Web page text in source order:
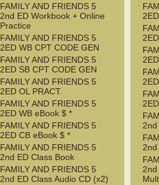
FAMILY AND FRIENDS 5
2nd ED Workbook + Online
Practice
FAMILY AND FRIENDS 5
2ED WB CPT CODE GEN
FAMILY AND FRIENDS 5
2ED SB CPT CODE GEN
FAMILY AND FRIENDS 5
2ED OL PRACT.
FAMILY AND FRIENDS 5
2ED WB eBook $ *
FAMILY AND FRIENDS 5
2ED CB eBook $ *
FAMILY AND FRIENDS 5
2nd ED Class Book
FAMILY AND FRIENDS 5
2nd ED Class Audio CD (x2)